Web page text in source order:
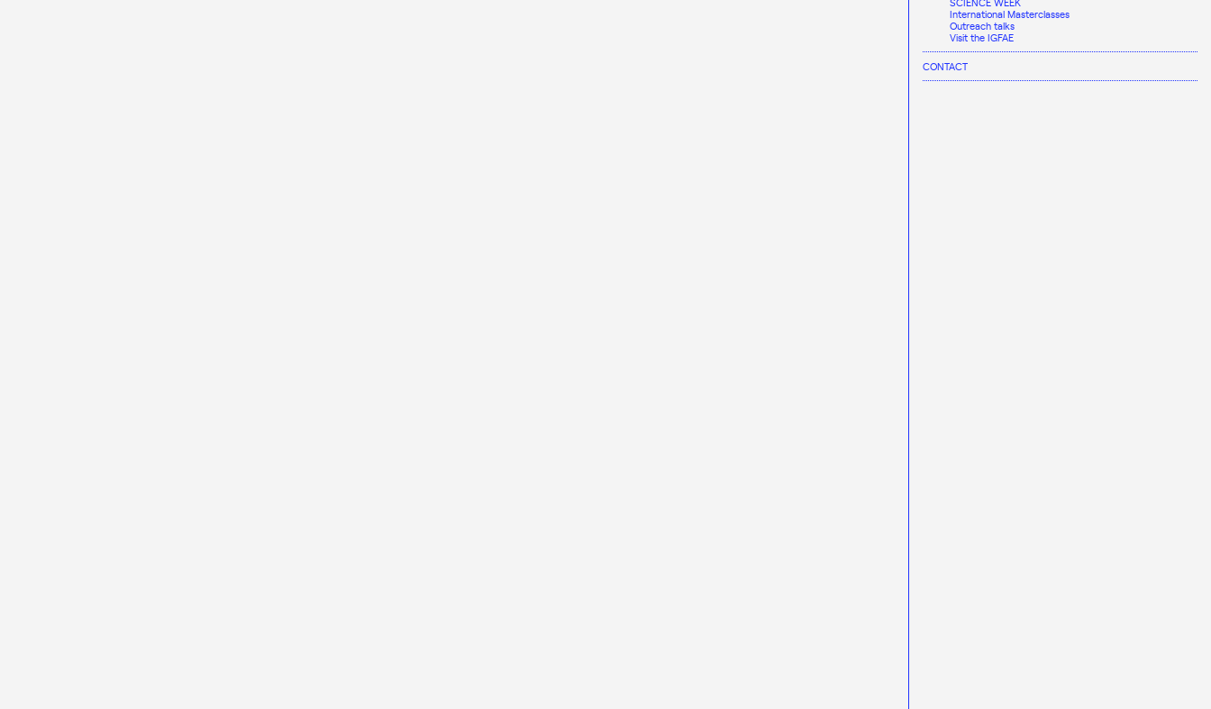
International Masterclasses
Outreach talks
Visit the IGFAE
CONTACT